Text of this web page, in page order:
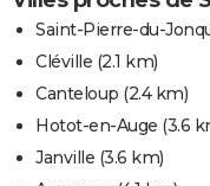
Saint-Pierre-du-
Cléville (2.1 km)
Canteloup (2.4 km)
Hotot-en-Auge (3.6
Janville (3.6 km)